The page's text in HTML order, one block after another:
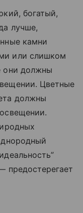
богатый,
лучше,
камни
или слишком
они должны
Цветные
должны
предостерегает